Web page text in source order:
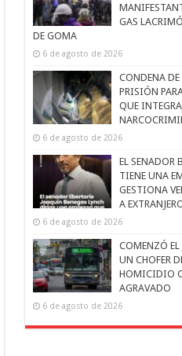
GAS
DE GOMA
6 de agosto de 2026
CONDENA DE
PRISIÓN
QUE
6 de agosto de 2026
EL SENADOR
TIENE UNA
GESTIONA
A
6 de agosto de 2026
COMENZÓ
UN CHOFER
HOMICIDIO
AGRAVADO
6 de agosto de 2026